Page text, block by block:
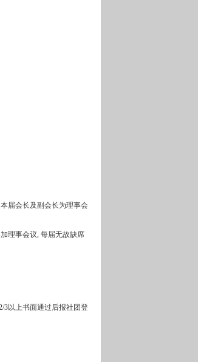
届会长及副会长为理事会
理事会议, 每届无故缺席
3以上书面通过后报社团登